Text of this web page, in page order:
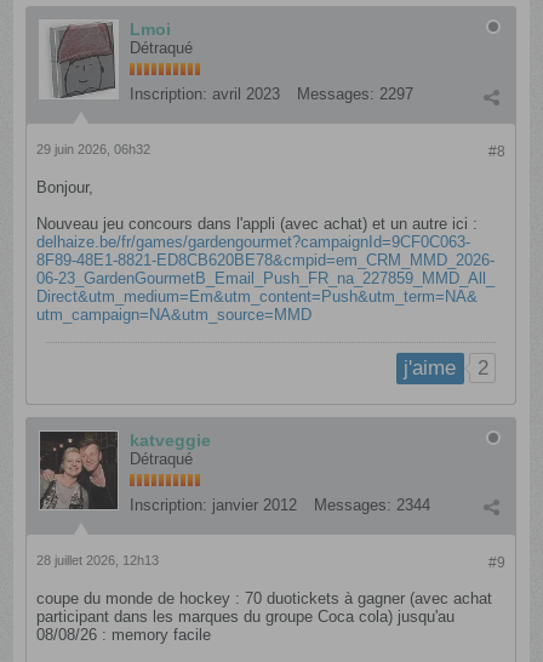
Lmoi
Détraqué
Inscription: avril 2023 Messages: 2297
#8
29 juin 2026, 06h32
Bonjour,
Nouveau jeu concours dans l'appli (avec achat) et un autre ici :
delhaize.be/fr/games/gardengourmet?campaignId=9CF0C063-
8F89-48E1-8821-ED8CB620BE78&cmpid=em_CRM_MMD_2026-
06-23_GardenGourmetB_Email_Push_FR_na_227859_MMD_All_
Direct&utm_medium=Em&utm_content=Push&utm_term=NA&
utm_campaign=NA&utm_source=MMD
j'aime 2
katveggie
Détraqué
Inscription: janvier 2012 Messages: 2344
#9
28 juillet 2026, 12h13
coupe du monde de hockey : 70 duotickets à gagner (avec achat
participant dans les marques du groupe Coca cola) jusqu'au
08/08/26 : memory facile